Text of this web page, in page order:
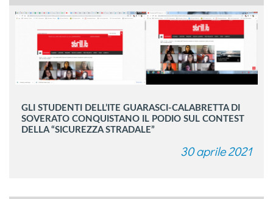
GLI STUDENTI DELL’ITE GUARASCI-CALABRETTA DI
SOVERATO CONQUISTANO IL PODIO SUL CONTEST
DELLA “SICUREZZA STRADALE”
30 aprile 2021